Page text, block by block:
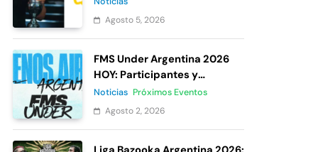
Agosto 5, 2026
FMS Under Argentina 2026
HOY: Participantes y
votación
Noticias Próximos Eventos
Agosto 2, 2026